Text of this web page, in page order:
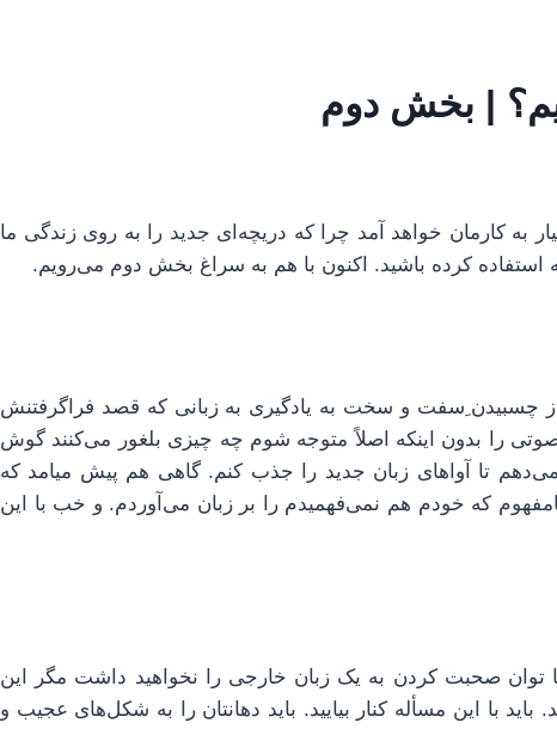
| بخش دوم
به کارمان خواهد آمد چرا که دریچه‌ای جدید را به روی زندگی ما
استفاده کرده باشید. اکنون با هم به سراغ بخش دوم می‌رویم.
از چسبیدن ِسفت و سخت به یادگیری به زبانی که قصد فراگرفتنش
را بدون اینکه اصلاً متوجه شوم چه چیزی بلغور می‌کنند گوش
می‌دهم تا آواهای زبان جدید را جذب کنم. گاهی هم پیش میامد که
که خودم هم نمی‌فهمیدم را بر زبان می‌آوردم. و خب با این
توان صحبت کردن به یک زبان خارجی را نخواهید داشت مگر این
باید با این مسأله کنار بیایید. باید دهانتان را به شکل‌های عجیب و